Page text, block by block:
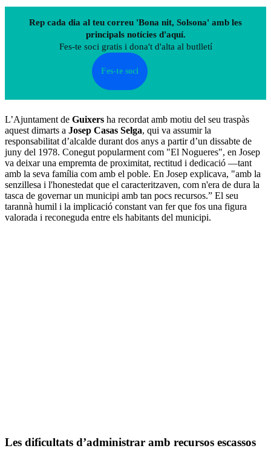
Rep cada dia al teu correu 'Bona nit, Solsona' amb les
principals notícies d'aquí.
Fes-te soci gratis i dona't d'alta al butlletí
Fes-te soci
L’Ajuntament de Guixers ha recordat amb motiu del seu traspàs
aquest dimarts a Josep Casas Selga, qui va assumir la
responsabilitat d’alcalde durant dos anys a partir d’un dissabte de
juny del 1978. Conegut popularment com "El Nogueres", en Josep
va deixar una empremta de proximitat, rectitud i dedicació —tant
amb la seva família com amb el poble. En Josep explicava, "amb la
senzillesa i l'honestedat que el caracteritzaven, com n'era de dura la
tasca de governar un municipi amb tan pocs recursos.” El seu
tarannà humil i la implicació constant van fer que fos una figura
valorada i reconeguda entre els habitants del municipi.
Les dificultats d’administrar amb recursos escassos